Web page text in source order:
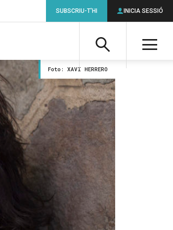
Cerca
Cerca
SUBSCRIU-T'HI INICIA SESSIÓ
Foto: XAVI HERRERO